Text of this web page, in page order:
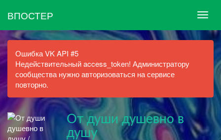
ВПОСТЕР
Ошибка VK API #5
Недействительный access_token! Администратору
сообщества нужно авторизоваться на сервисе
повторно.
От души душевно в
душу